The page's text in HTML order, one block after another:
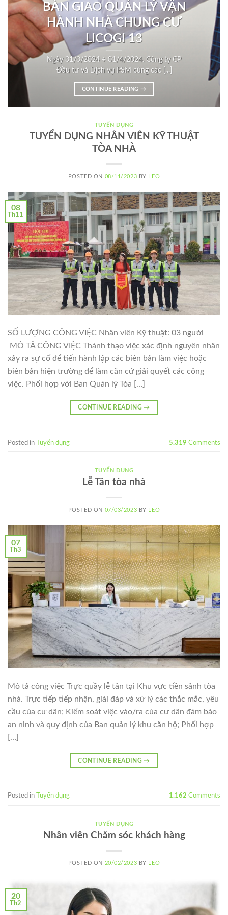
BÀN GIAO QUẢN LÝ VẬN
HÀNH NHÀ CHUNG CƯ
LICOGI 13
Ngày 31/3/2024 ÷ 01/4/2024. Công ty CP
Đầu tư và Dịch vụ PSM cùng các [...]
CONTINUE READING→
TUYỂN DỤNG
TUYỂN DỤNG NHÂN VIÊN KỸ THUẬT
TÒA NHÀ
POSTED ON 08/11/2023 BY LEO
08
Th11
SỐ LƯỢNG CÔNG VIỆC Nhân viên Kỹ thuật: 03 người
MÔ TẢ CÔNG VIỆC Thành thạo việc xác định nguyên nhân
xảy ra sự cố để tiến hành lập các biên bản làm việc hoặc
biên bản hiện trường để làm căn cứ giải quyết các công
việc. Phối hợp với Ban Quản lý Tòa […]
CONTINUE READING→
Posted in Tuyển dụng 5.319 Comments
TUYỂN DỤNG
Lễ Tân tòa nhà
POSTED ON 07/03/2023 BY LEO
07
Th3
Mô tả công việc Trực quầy lễ tân tại Khu vực tiền sảnh tòa
nhà. Trực tiếp tiếp nhận, giải đáp và xử lý các thắc mắc, yêu
cầu của cư dân; Kiểm soát việc vào/ra của cư dân đảm bảo
an ninh và quy định của Ban quản lý khu căn hộ; Phối hợp
[…]
CONTINUE READING→
Posted in Tuyển dụng 1.162 Comments
TUYỂN DỤNG
Nhân viên Chăm sóc khách hàng
POSTED ON 20/02/2023 BY LEO
20
Th2